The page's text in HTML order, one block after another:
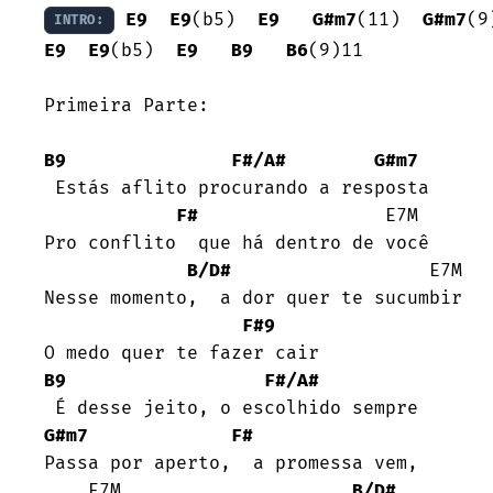
INTRO: E9 E9(b5) E9 G#m7(11) G#m7
E9
E9(b5) E9 B9 B6(9)11
Primeira Parte:
B9 F#/A#
G#m7
F#
                 E7M
Pro conflito  que há dentro de você
B/D#
                  E7M
Nesse momento,  a dor quer te sucumbir
F#9
B9
F#/A#
G#m7
F#
Passa por aperto,  a promessa vem,